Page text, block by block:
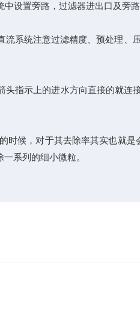
置旁路，过滤器进出口及旁
统注意过滤精度、预处理、
示上的进水方向直接的就连
时候，对于其去除率其实也就
系列的细小微粒。